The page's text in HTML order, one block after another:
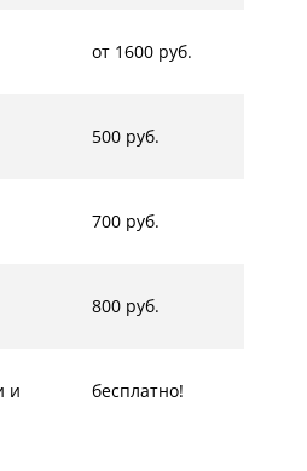
от 1600 руб.
500 руб.
700 руб.
800 руб.
и
бесплатно!